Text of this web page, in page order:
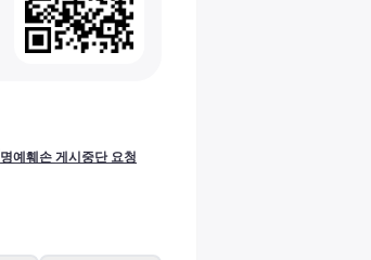
명예훼손 게시중단 요청